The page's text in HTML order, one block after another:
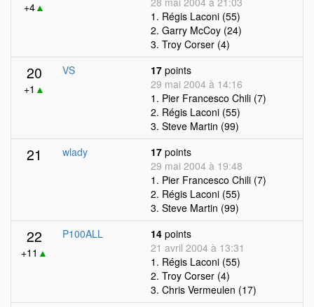
+4▲
1. Régis Laconi (55)
2. Garry McCoy (24)
3. Troy Corser (4)
20
+1 ▲
VS 17 points
29 mai 2004 à 14:16
1. Pier Francesco Chili (7)
2. Régis Laconi (55)
3. Steve Martin (99)
21 wlady 17 points
29 mai 2004 à 19:48
1. Pier Francesco Chili (7)
2. Régis Laconi (55)
3. Steve Martin (99)
22
+11 ▲
P100ALL 14 points
21 avril 2004 à 13:31
1. Régis Laconi (55)
2. Troy Corser (4)
3. Chris Vermeulen (17)